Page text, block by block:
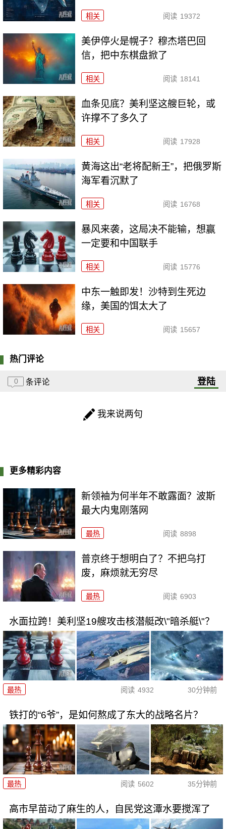
相关 阅读 19372
美伊停火是幌子？穆杰塔巴回
信，把中东棋盘掀了
相关 阅读 18141
血条见底？美利坚这艘巨轮，或
许撑不了多久了
相关 阅读 17928
黄海这出“老将配新王”，把俄罗斯
海军看沉默了
相关 阅读 16768
暴风来袭，这局决不能输，想赢
一定要和中国联手
相关 阅读 15776
中东一触即发！沙特到生死边
缘，美国的饵太大了
相关 阅读 15657
热门评论
0 条评论 登陆
我来说两句
更多精彩内容
新领袖为何半年不敢露面？波斯
最大内鬼刚落网
最热 阅读 8898
普京终于想明白了？不把乌打
废，麻烦就无穷尽
最热 阅读 6903
水面拉跨！美利坚19艘攻击核潜艇改\"暗杀艇\"？
最热 阅读 4932 30分钟前
铁打的“6爷”，是如何熬成了东大的战略名片？
最热 阅读 5602 35分钟前
高市早苗动了麻生的人，自民党这潭水要搅浑了